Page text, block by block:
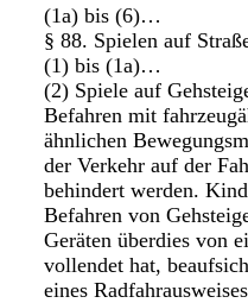
(1a) bis (6)…
§ 88. Spielen auf
(1) bis (1a)…
(2) Spiele auf
Befahren mit
ähnlichen
der Verkehr auf der
behindert werden.
Befahren von
Geräten überdies von
vollendet hat,
eines